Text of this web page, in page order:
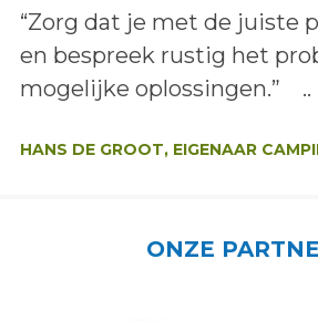
Lees het bericht:
“Zorg dat je met de juiste
en bespreek rustig het
mogelijke oplossingen.” ..
HANS DE GROOT, EIGENAAR
ONZE